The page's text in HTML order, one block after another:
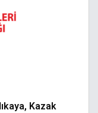
Kazak